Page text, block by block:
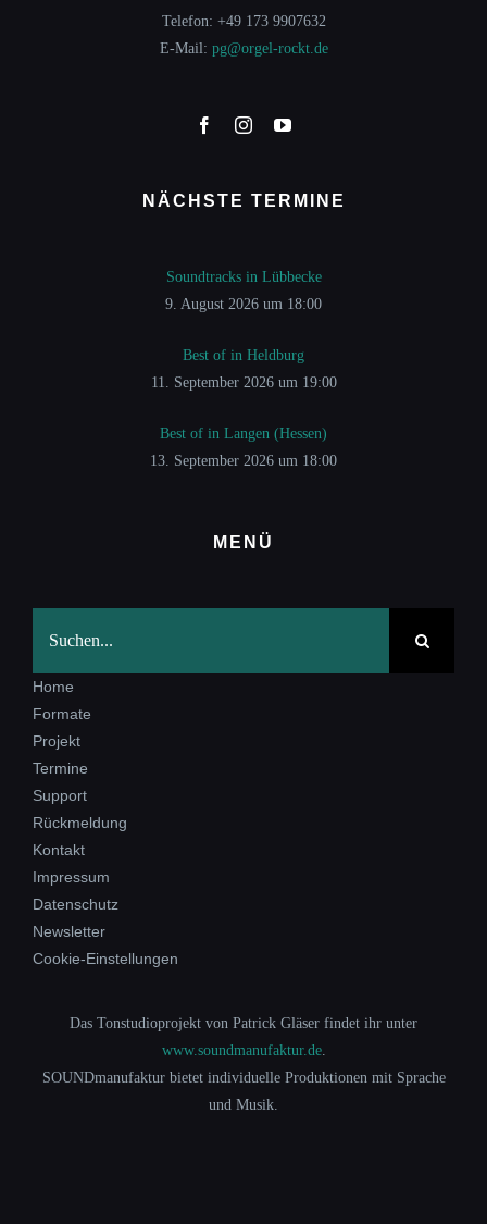
NÄCHSTE TERMINE
Soundtracks in Lübbecke
9. August 2026 um 18:00
Best of in Heldburg
11. September 2026 um 19:00
Best of in Langen (Hessen)
13. September 2026 um 18:00
Telefon: +49 173 9907632
E-Mail: pg@orgel-rockt.de
MENÜ
nach:
Home
Formate
Projekt
Termine
Support
Rückmeldung
Kontakt
Impressum
Datenschutz
Newsletter
Cookie-Einstellungen
Das Tonstudioprojekt von Patrick Gläser findet ihr unter
www.soundmanufaktur.de.
SOUNDmanufaktur bietet individuelle Produktionen mit Sprache
und Musik.